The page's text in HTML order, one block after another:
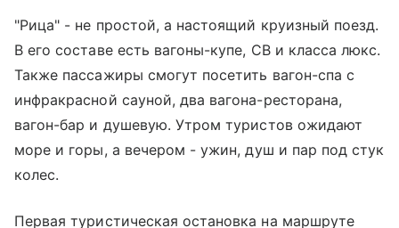
"Рица" - не простой, а настоящий круизный поезд.
В его составе есть вагоны-купе, СВ и класса люкс.
Также пассажиры смогут посетить вагон-спа с
инфракрасной сауной, два вагона-ресторана,
вагон-бар и душевую. Утром туристов ожидают
море и горы, а вечером - ужин, душ и пар под стук
колес.
Первая туристическая остановка на маршруте